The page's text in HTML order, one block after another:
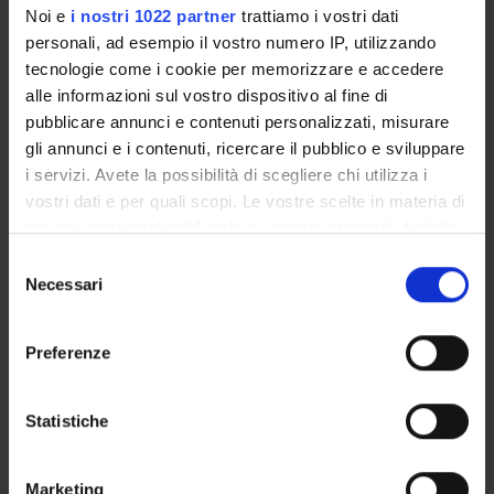
Noi e i nostri 1022 partner trattiamo i vostri dati
personali, ad esempio il vostro numero IP, utilizzando
tecnologie come i cookie per memorizzare e accedere
alle informazioni sul vostro dispositivo al fine di
pubblicare annunci e contenuti personalizzati, misurare
gli annunci e i contenuti, ricercare il pubblico e sviluppare
i servizi. Avete la possibilità di scegliere chi utilizza i
vostri dati e per quali scopi. Le vostre scelte in materia di
modificare o revocare il proprio consenso in qualsiasi
momento dalla Dichiarazione sui cookie o facendo clic
raccogliere informazioni sulla tua posizione
geografica, con un'approssimazione di qualche
delNecessari
Preferenze
Statistiche
Marketing
OFFERTA FORMATIVA
CORSI DI STUDIO
DOTTORATI DI RICERCA E FORMAZIONE
Contatti
Luoghi